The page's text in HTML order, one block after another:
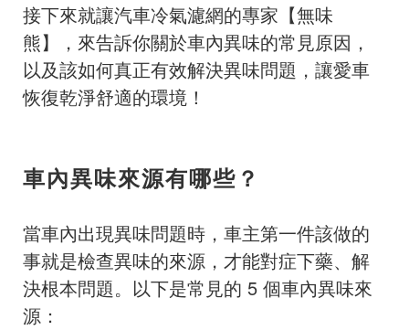
接下來就讓汽車冷氣濾網的專家【無味
熊】，來告訴你關於車內異味的常見原因，
以及該如何真正有效解決異味問題，讓愛車
恢復乾淨舒適的環境！
車內異味來源有哪些？
當車內出現異味問題時，車主第一件該做的
事就是檢查異味的來源，才能對症下藥、解
決根本問題。以下是常見的 5 個車內異味來
源：